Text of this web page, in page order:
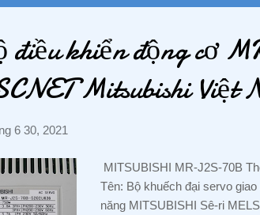
#DaiLy #Mitsubishi
điều khiển động cơ
Mitsubishi Việt
6 30, 2021
MITSUBISHI MR-J2S-70B
Tên: Bộ khuếch đại servo
năng MITSUBISHI Sê-ri